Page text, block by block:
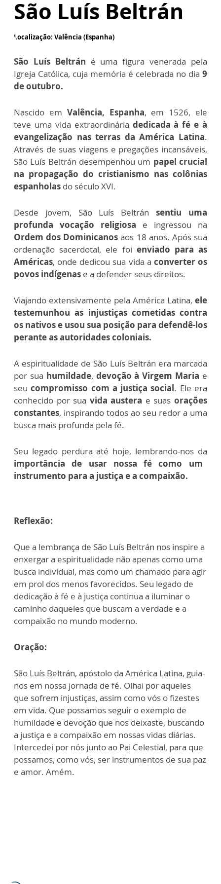
São Luís Beltrán
Localização: Valência (Espanha)
São Luís Beltrán é uma figura venerada pela
Igreja Católica, cuja memória é celebrada no dia 9
de outubro.
Nascido em Valência, Espanha, em 1526, ele
teve uma vida extraordinária dedicada à fé e à
evangelização nas terras da América Latina.
Através de suas viagens e pregações incansáveis,
São Luís Beltrán desempenhou um papel crucial
na propagação do cristianismo nas colônias
espanholas do século XVI.
Desde jovem, São Luís Beltránsentiu uma
profunda vocação religiosa e ingressou na
Ordem dos Dominicanos aos 18 anos. Após sua
ordenação sacerdotal, ele foi enviado para as
Américas, onde dedicou sua vida a converter os
povos indígenas e a defender seus direitos.
Viajando extensivamente pela América Latina, ele
testemunhou as injustiças cometidas contra
os nativos e usou sua posição para defendê-los
perante as autoridades coloniais.
A espiritualidade de São Luís Beltrán era marcada
por sua humildade, devoção à Virgem Maria e
seucompromisso com a justiça social. Ele era
conhecido por sua vida austera e suasorações
constantes, inspirando todos ao seu redor a uma
busca mais profunda pela fé.
Seu legado perdura até hoje, lembrando-nos da
importância de usar nossa fé como um
instrumento para a justiça e a compaixão.
Reflexão:
Que a lembrança de São Luís Beltrán nos inspire a
enxergar a espiritualidade não apenas como uma
busca individual, mas como um chamado para agir
em prol dos menos favorecidos. Seu legado de
dedicação à fé e à justiça continua a iluminar o
caminho daqueles que buscam a verdade e a
compaixão no mundo moderno.
Oração:
São Luís Beltrán, apóstolo da América Latina, guia-
nos em nossa jornada de fé. Olhai por aqueles
que sofrem injustiças, assim como vós o fizestes
em vida. Que possamos seguir o exemplo de
humildade e devoção que nos deixaste, buscando
a justiça e a compaixão em nossas vidas diárias.
Intercedei por nós junto ao Pai Celestial, para que
possamos, como vós, ser instrumentos de sua paz
e amor. Amém.